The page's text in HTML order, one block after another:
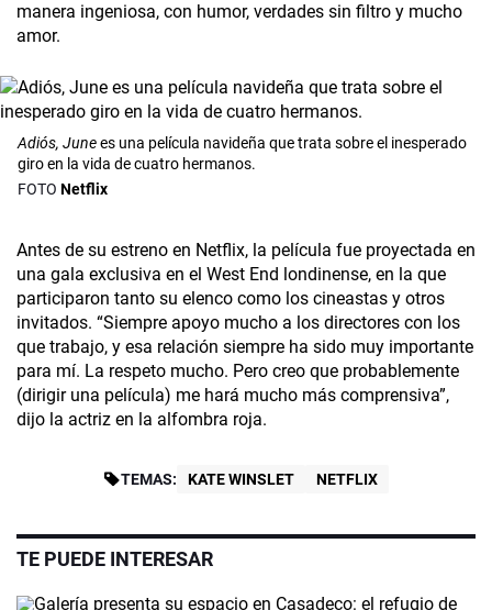
manera ingeniosa, con humor, verdades sin filtro y mucho
amor.
Adiós, Junees una película navideña que trata sobre el inesperado
giro en la vida de cuatro hermanos.
Netflix
Antes de su estreno en Netflix, la película fue proyectada en
una gala exclusiva en el West End londinense, en la que
participaron tanto su elenco como los cineastas y otros
invitados. “Siempre apoyo mucho a los directores con los
que trabajo, y esa relación siempre ha sido muy importante
para mí. La respeto mucho. Pero creo que probablemente
(dirigir una película) me hará mucho más comprensiva”,
dijo la actriz en la alfombra roja.
TEMAS: KATE WINSLET NETFLIX
TE PUEDE INTERESAR